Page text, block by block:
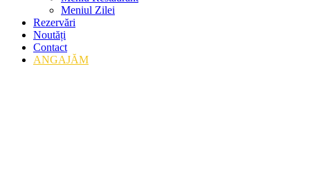
Meniul Zilei
Rezervări
Noutăți
Contact
ANGAJĂM